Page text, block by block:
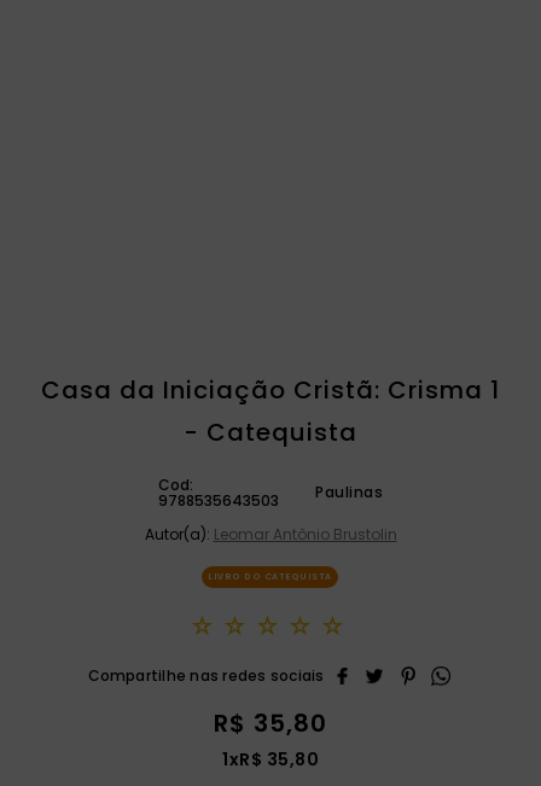
Casa da Iniciação Cristã: Crisma 1
- Catequista
Cod:
9788535643503 Paulinas
Autor(a): Leomar Antônio Brustolin
LIVRO DO CATEQUISTA
☆ ☆ ☆ ☆ ☆
R$ 35,80
1xR$ 35,80